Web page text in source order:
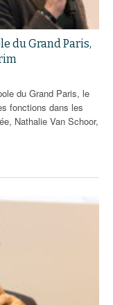
du Grand Paris,
du Grand Paris, le
fonctions dans les
Nathalie Van Schoor,